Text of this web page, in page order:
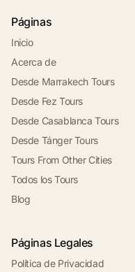
Páginas
Inicio
Acerca de
Desde Marrakech Tours
Desde Fez Tours
Desde Casablanca Tours
Desde Tánger Tours
Tours From Other Cities
Todos los Tours
Blog
Páginas Legales
Política de Privacidad